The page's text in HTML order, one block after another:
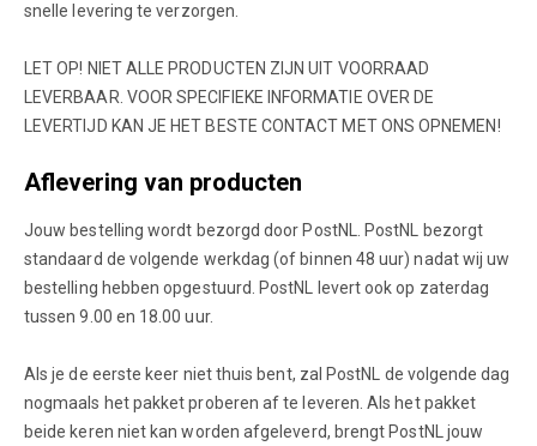
snelle levering te verzorgen.
LET OP! NIET ALLE PRODUCTEN ZIJN UIT VOORRAAD
LEVERBAAR. VOOR SPECIFIEKE INFORMATIE OVER DE
LEVERTIJD KAN JE HET BESTE CONTACT MET ONS OPNEMEN!
Aflevering van producten
Jouw bestelling wordt bezorgd door PostNL. PostNL bezorgt
standaard de volgende werkdag (of binnen 48 uur) nadat wij uw
bestelling hebben opgestuurd. PostNL levert ook op zaterdag
tussen 9.00 en 18.00 uur.
Als je de eerste keer niet thuis bent, zal PostNL de volgende dag
nogmaals het pakket proberen af te leveren. Als het pakket
beide keren niet kan worden afgeleverd, brengt PostNL jouw